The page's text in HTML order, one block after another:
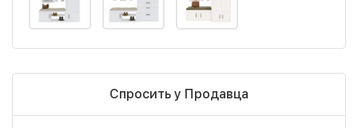
Спросить у Продавца